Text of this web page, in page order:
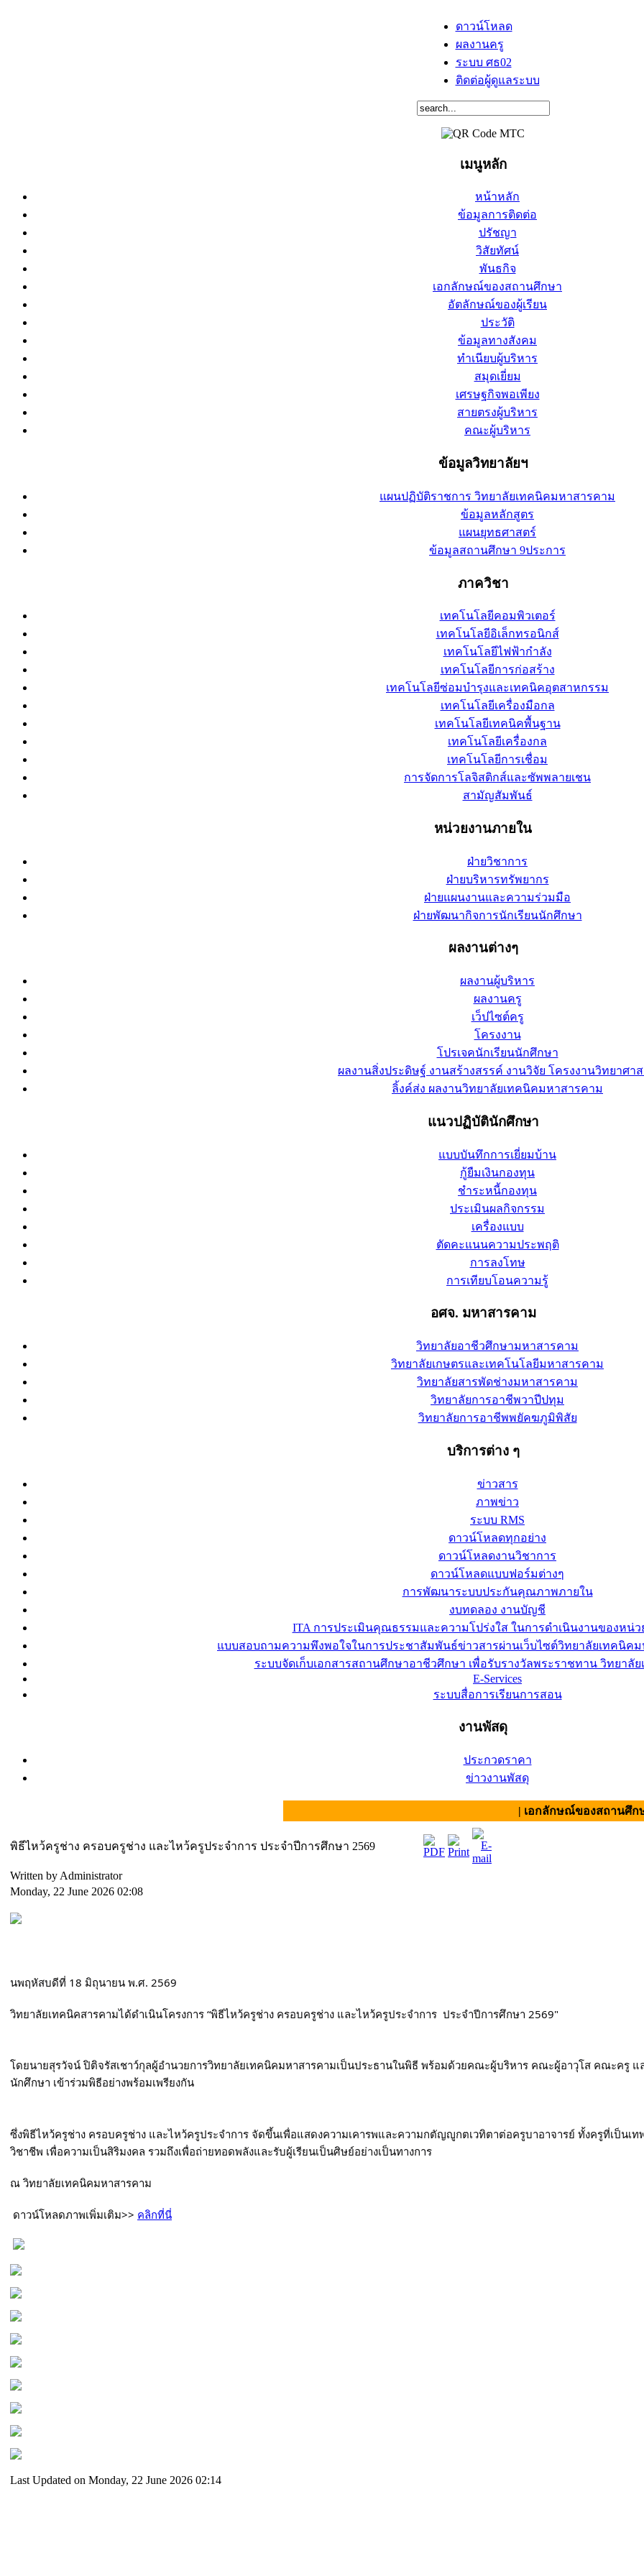
ดาวน์โหลด
ผลงานครู
ระบบ ศธ02
ติดต่อผู้ดูแลระบบ
เมนูหลัก
หน้าหลัก
ข้อมูลการติดต่อ
ปรัชญา
วิสัยทัศน์
พันธกิจ
เอกลักษณ์ของสถานศึกษา
อัตลักษณ์ของผู้เรียน
ประวัติ
ข้อมูลทางสังคม
ทำเนียบผู้บริหาร
สมุดเยี่ยม
เศรษฐกิจพอเพียง
สายตรงผู้บริหาร
คณะผู้บริหาร
ข้อมูลวิทยาลัยฯ
แผนปฏิบัติราชการ วิทยาลัยเทคนิคมหาสารคาม
ข้อมูลหลักสูตร
แผนยุทธศาสตร์
ข้อมูลสถานศึกษา 9ประการ
ภาควิชา
เทคโนโลยีคอมพิวเตอร์
เทคโนโลยีอิเล็กทรอนิกส์
เทคโนโลยีไฟฟ้ากำลัง
เทคโนโลยีการก่อสร้าง
เทคโนโลยีซ่อมบำรุงและเทคนิคอุตสาหกรรม
เทคโนโลยีเครื่องมือกล
เทคโนโลยีเทคนิคพื้นฐาน
เทคโนโลยีเครื่องกล
เทคโนโลยีการเชื่อม
การจัดการโลจิสติกส์และซัพพลายเชน
สามัญสัมพันธ์
หน่วยงานภายใน
ฝ่ายวิชาการ
ฝ่ายบริหารทรัพยากร
ฝ่ายแผนงานและความร่วมมือ
ฝ่ายพัฒนากิจการนักเรียนนักศึกษา
ผลงานต่างๆ
ผลงานผู้บริหาร
ผลงานครู
เว็ปไซต์ครู
โครงงาน
โปรเจคนักเรียนนักศึกษา
ผลงานสิ่งประดิษฐ์ งานสร้างสรรค์ งานวิจัย โครงงานวิทยาศา
ลิ้งค์ส่ง ผลงานวิทยาลัยเทคนิคมหาสารคาม
แนวปฏิบัตินักศึกษา
แบบบันทึกการเยี่ยมบ้าน
กู้ยืมเงินกองทุน
ชำระหนี้กองทุน
ประเมินผลกิจกรรม
เครื่องแบบ
ตัดคะแนนความประพฤติ
การลงโทษ
การเทียบโอนความรู้
อศจ. มหาสารคาม
วิทยาลัยอาชีวศึกษามหาสารคาม
วิทยาลัยเกษตรและเทคโนโลยีมหาสารคาม
วิทยาลัยสารพัดช่างมหาสารคาม
วิทยาลัยการอาชีพวาปีปทุม
วิทยาลัยการอาชีพพยัคฆภูมิพิสัย
บริการต่าง ๆ
ข่าวสาร
ภาพข่าว
ระบบ RMS
ดาวน์โหลดทุกอย่าง
ดาวน์โหลดงานวิชาการ
ดาวน์โหลดแบบฟอร์มต่างๆ
การพัฒนาระบบประกันคุณภาพภายใน
งบทดลอง งานบัญชี
ITA การประเมินคุณธรรมและความโปร่งใส ในการดำเนินงานของหน่
แบบสอบถามความพึงพอใจในการประชาสัมพันธ์ข่าวสารผ่านเว็บไซต์วิทยาลัยเทคนิคม
ระบบจัดเก็บเอกสารสถานศึกษาอาชีวศึกษา เพื่อรับรางวัลพระราชทาน วิทยาลั
E-Services
ระบบสื่อการเรียนการสอน
งานพัสดุ
ประกวดราคา
ข่าวงานพัสดุ
| เอกลักษณ์ของสถานศึกษา :
พิธีไหว้ครูช่าง ครอบครูช่าง และไหว้ครูประจำการ ประจำปีการศึกษา 2569
Written by Administrator
Monday, 22 June 2026 02:08
นพฤหัสบดีที่ 18 มิถุนายน พ.ศ. 2569
วิทยาลัยเทคนิคสารคามได้ดำเนินโครงการ “พิธีไหว้ครูช่าง ครอบครูช่าง และไหว้ครูประจำการ  ประจำปีการศึกษา 2569"
โดยนายสุรวัจน์ ปิติจรัสเชาว์กุลผู้อำนวยการวิทยาลัยเทคนิคมหาสารคามเป็นประธานในพิธี พร้อมด้วยคณะผู้บริหาร คณะผู้อาวุโส คณะครู แ
นักศึกษา เข้าร่วมพิธีอย่างพร้อมเพรียงกัน
ซึ่งพิธีไหว้ครูช่าง ครอบครูช่าง และไหว้ครูประจำการ จัดขึ้นเพื่อแสดงความเคารพและความกตัญญูกตเวทิตาต่อครูบาอาจารย์ ทั้งครูที่เป็นเ
วิชาชีพ เพื่อความเป็นสิริมงคล รวมถึงเพื่อถ่ายทอดพลังและรับผู้เรียนเป็นศิษย์อย่างเป็นทางการ
ณ วิทยาลัยเทคนิคมหาสารคาม
ดาวน์โหลดภาพเพิ่มเติม>> คลิกที่นี่
Last Updated on Monday, 22 June 2026 02:14